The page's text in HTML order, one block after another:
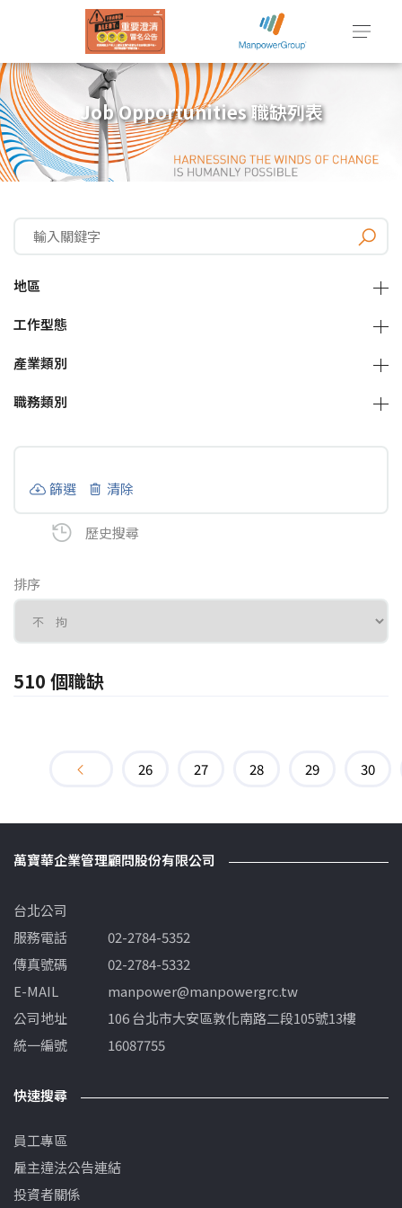
Job Opportunities 職缺列表
地區
工作型態
產業類別
職務類別
篩選 清除
歷史搜尋
排序
510 個職缺
26 27 28 29 30
萬寶華企業管理顧問股份有限公司
台北公司
服務電話
02-2784-5352
傳真號碼
02-2784-5332
E-MAIL
manpower@manpowergrc.tw
公司地址
106 台北市大安區敦化南路二段105號13樓
統一編號
16087755
快速搜尋
員工專區
雇主違法公告連結
投資者關係